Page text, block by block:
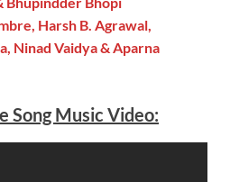
Harsh B. Agrawal,
Ninad Vaidya & Aparna
SongMusic Video: